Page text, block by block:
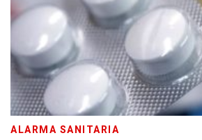
ALARMA SANITARIA